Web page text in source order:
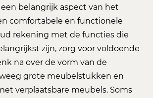
belangrijk aspect van het
comfortabele en functionele
rekening met de functies die
zijn, zorg voor voldoende
na over de vorm van de
grote meubelstukken en
verplaatsbare meubels. Soms